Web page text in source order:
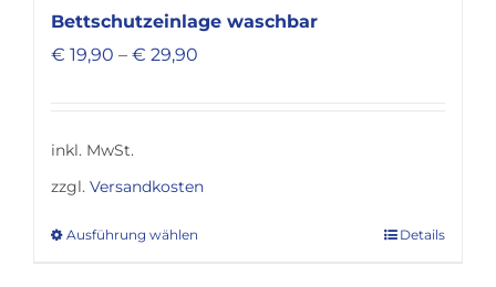
Bettschutzeinlage waschbar
€ 19,90 – € 29,90
inkl. MwSt.
zzgl. Versandkosten
Ausführung wählenDieses
Details